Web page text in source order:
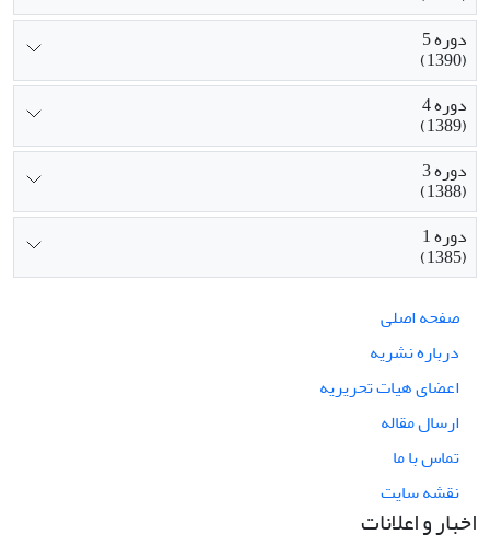
دوره 5
(1390)
دوره 4
(1389)
دوره 3
(1388)
دوره 1
(1385)
صفحه اصلی
درباره نشریه
اعضای هیات تحریریه
ارسال مقاله
تماس با ما
نقشه سایت
اخبار و اعلانات